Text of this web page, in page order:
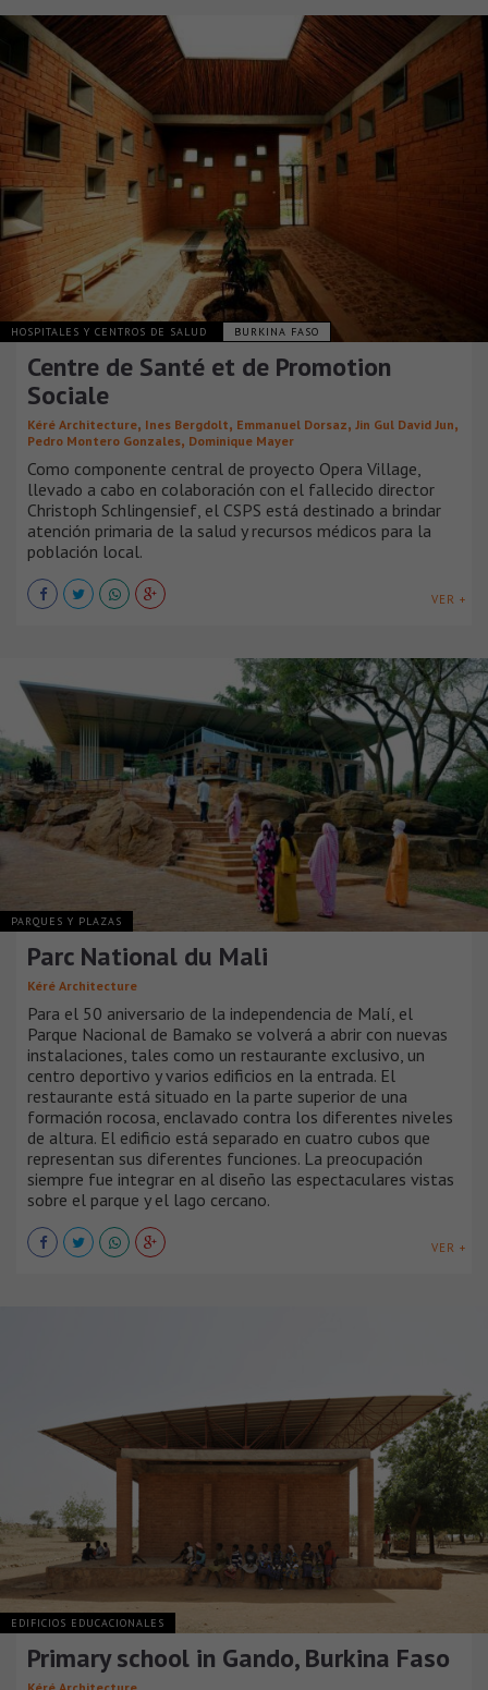
HOSPITALES Y CENTROS DE SALUD BURKINA FASO
Centre de Santé et de Promotion
Sociale
Kéré Architecture, Ines Bergdolt, Emmanuel Dorsaz, Jin Gul David Jun,
Pedro Montero Gonzales, Dominique Mayer
Como componente central de proyecto Opera Village,
llevado a cabo en colaboración con el fallecido director
Christoph Schlingensief, el CSPS está destinado a brindar
atención primaria de la salud y recursos médicos para la
población local.
VER +
PARQUES Y PLAZAS
Parc National du Mali
Kéré Architecture
Para el 50 aniversario de la independencia de Malí, el
Parque Nacional de Bamako se volverá a abrir con nuevas
instalaciones, tales como un restaurante exclusivo, un
centro deportivo y varios edificios en la entrada. El
restaurante está situado en la parte superior de una
formación rocosa, enclavado contra los diferentes niveles
de altura. El edificio está separado en cuatro cubos que
representan sus diferentes funciones. La preocupación
siempre fue integrar en al diseño las espectaculares vistas
sobre el parque y el lago cercano.
VER +
EDIFICIOS EDUCACIONALES
Primary school in Gando, Burkina Faso